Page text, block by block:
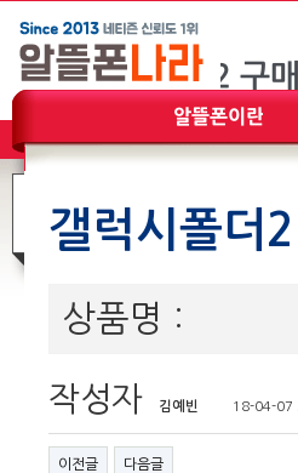
갤럭시폴더2
상품명 :
작성자 김예빈 18-04-07
이전글 다음글